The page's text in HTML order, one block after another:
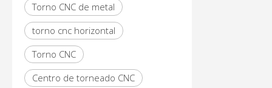
Torno CNC de metal
torno cnc horizontal
Torno CNC
Centro de torneado CNC